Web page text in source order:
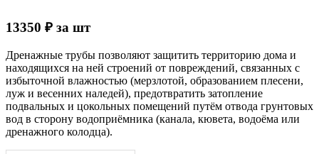
13350 ₽ за шт
Дренажные трубы позволяют защитить территорию дома и
находящихся на ней строений от повреждений, связанных с
избыточной влажностью (мерзлотой, образованием плесени,
луж и весенних наледей), предотвратить затопление
подвальных и цокольных помещений путём отвода грунтовых
вод в сторону водоприёмника (канала, кювета, водоёма или
дренажного колодца).